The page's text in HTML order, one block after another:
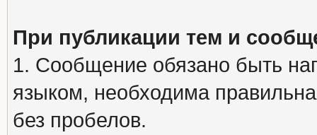
При публикации тем и
1. Сообщение обязано быть
языком, необходима
без пробелов.